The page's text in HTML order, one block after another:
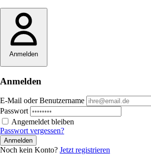
Anmelden
Anmelden
E-Mail oder Benutzername
Passwort
Angemeldet bleiben
Passwort vergessen?
Anmelden
Noch kein Konto? Jetzt registrieren